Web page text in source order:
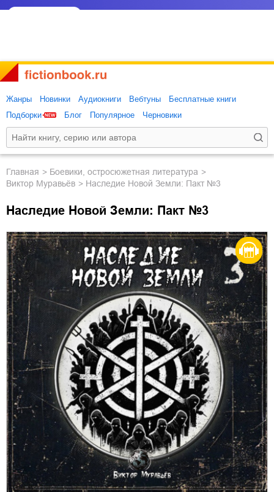
Жанры Новинки Аудиокниги Вебтуны
Бесплатные книги
Подборки
Блог Популярное Черновики
Главная
боевики, остросюжетная литература
Виктор Муравьёв
Наследие Новой Земли: Пакт №3
Наследие Новой Земли: Пакт №3